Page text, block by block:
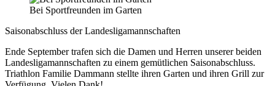
Bei Sportfreunden im Garten
Saisonabschluss der Landesligamannschaften
Ende September trafen sich die Damen und Herren unserer beiden
Landesligamannschaften zu einem gemütlichen Saisonabschluss.
Triathlon Familie Dammann stellte ihren Garten und ihren Grill zur